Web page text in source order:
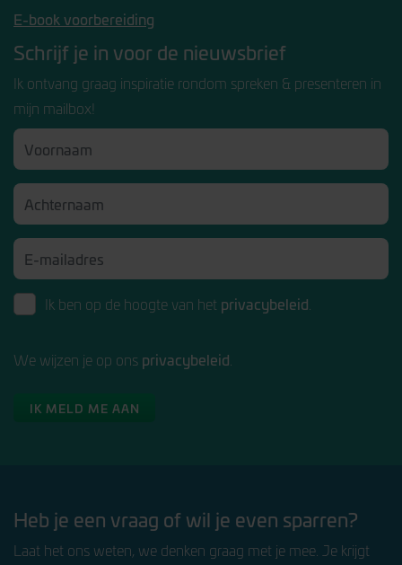
E-book voorbereiding
Schrijf je in voor de nieuwsbrief
Ik ontvang graag inspiratie rondom spreken & presenteren in
mijn mailbox!
Ik ben op de hoogte van het privacybeleid
We wijzen je op ons privacybeleid
IK MELD ME AAN
Heb je een vraag of wil je even sparren?
Laat het ons weten, we denken graag met je mee. Je krijgt